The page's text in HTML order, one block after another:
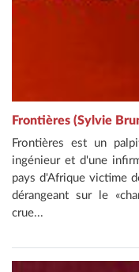
Frontières (Sylvie
Frontières est un
ingénieur et d'une
pays d'Afrique victime
dérangeant sur le
crue...